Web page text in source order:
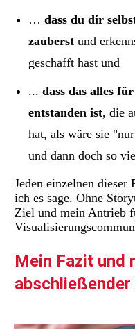
… dass du dir
zauberst und
geschafft hast und
... dass das alles
entstanden ist, die
hat, als wäre sie
und dann doch so
Jeden einzelnen dieser
ich es sage. Ohne
Ziel und mein Antrieb
Mein Fazit und
abschließender